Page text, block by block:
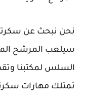
نحن نبحث عن
سيلعب المرشح
السلس لمكتبنا
تمتلك مهارات